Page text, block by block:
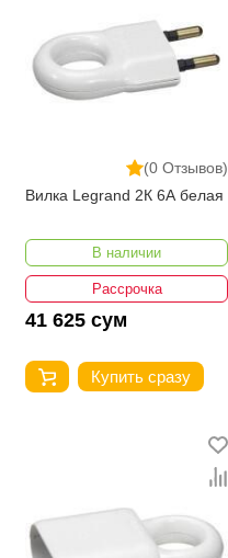
(0 Отзывов)
Вилка Legrand 2К 6А белая
В наличии
Рассрочка
41 625 сум
Купить сразу